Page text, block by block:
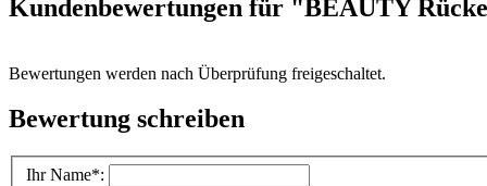
Kundenbewertungen für "BEAUTY
Bewertungen werden nach Überprüfung freigeschaltet.
Bewertung schreiben
Ihr Name*: